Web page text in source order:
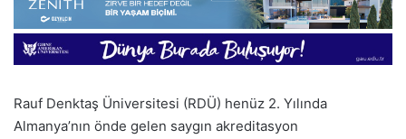
Rauf Denktaş Üniversitesi (RDÜ) henüz 2. Yılında
Almanya’nın önde gelen saygın akreditasyon